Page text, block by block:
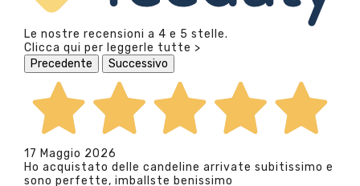
Le nostre recensioni a 4 e 5 stelle.
Clicca qui per leggerle tutte >
Precedente
Successivo
17 Maggio 2026
Ho acquistato delle candeline arrivate subitissimo e
sono perfette, imballste benissimo